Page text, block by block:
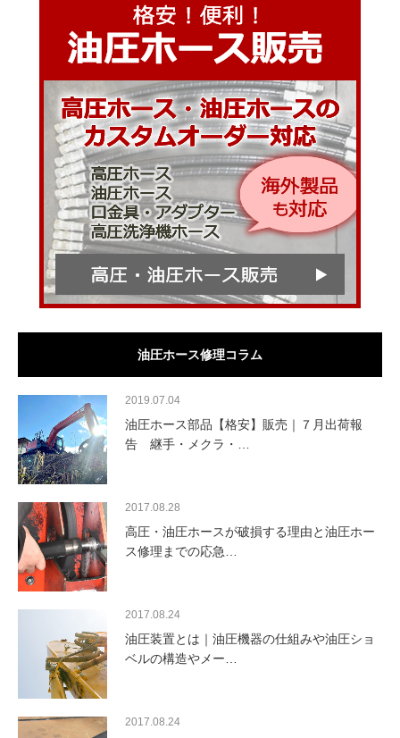
油圧ホース修理コラム
2019.07.04
油圧ホース部品【格安】販売｜７月出荷報
告 継手・メクラ・…
2017.08.28
高圧・油圧ホースが破損する理由と油圧ホー
ス修理までの応急…
2017.08.24
油圧装置とは｜油圧機器の仕組みや油圧ショ
ベルの構造やメー…
2017.08.24